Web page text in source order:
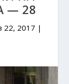
— 28
22, 2017 |